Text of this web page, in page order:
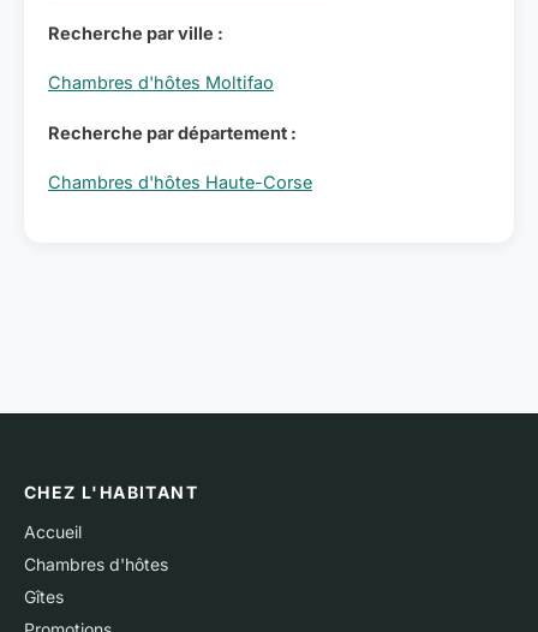
Recherche par ville :
Chambres d'hôtes Moltifao
Recherche par département :
Chambres d'hôtes Haute-Corse
CHEZ L'HABITANT
Accueil
Chambres d'hôtes
Gîtes